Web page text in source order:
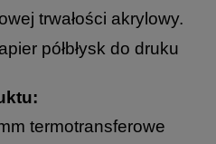
trwałości akrylowy.
półbłysk do druku
termotransferowe